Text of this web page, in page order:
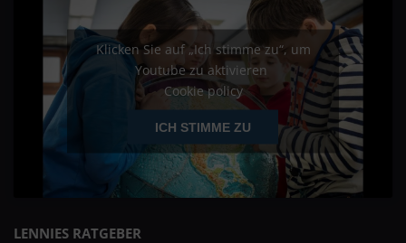
Klicken Sie auf „Ich stimme zu“, um
Youtube zu aktivieren
Cookie policy
ICH STIMME ZU
LENNIES RATGEBER